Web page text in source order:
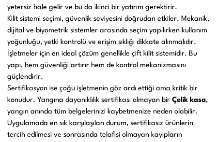
yetersiz hale gelir ve bu da ikinci bir yatırım gerektirir.
Kilit sistemi seçimi, güvenlik seviyesini doğrudan etkiler. Mekanik,
dijital ve biyometrik sistemler arasında seçim yapılırken kullanım
yoğunluğu, yetki kontrolü ve erişim sıklığı dikkate alınmalıdır.
İşletmeler için en ideal çözüm genellikle çift kilit sistemidir. Bu
yapı, hem güvenliği artırır hem de kontrol mekanizmasını
güçlendirir.
Sertifikasyon ise çoğu işletmenin göz ardı ettiği ama kritik bir
konudur. Yangına dayanıklılık sertifikası olmayan bir Çelik kasa,
yangın anında tüm belgelerinizi kaybetmenize neden olabilir.
Uygulamada en sık karşılaşılan durum, sertifikasız ürünlerin
tercih edilmesi ve sonrasında telafisi olmayan kayıpların